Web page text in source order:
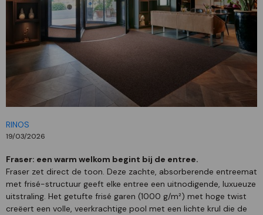
RINOS
19/03/2026
Fraser: een warm welkom begint bij de entree.
Fraser zet direct de toon. Deze zachte, absorberende entreemat
met frisé-structuur geeft elke entree een uitnodigende, luxueuze
uitstraling. Het getufte frisé garen (1000 g/m²) met hoge twist
creëert een volle, veerkrachtige pool met een lichte krul die de